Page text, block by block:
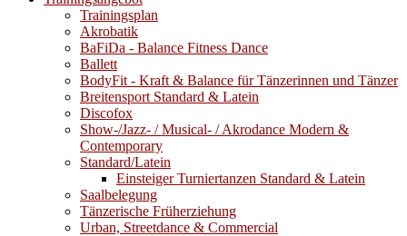
Trainingsplan
Akrobatik
BaFiDa - Balance Fitness Dance
Ballett
BodyFit - Kraft & Balance für Tänzerinnen und Tänzer
Breitensport Standard & Latein
Discofox
Show-/Jazz- / Musical- / Akrodance Modern &
Contemporary
Standard/Latein
Einsteiger Turniertanzen Standard & Latein
Saalbelegung
Tänzerische Früherziehung
Urban, Streetdance & Commercial